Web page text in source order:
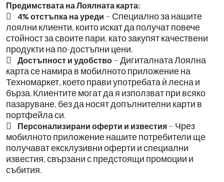
Предимствата на Лоялната карта:
 4% отстъпка на уреди – Специално за нашите
лоялни клиенти, които искат да получат повече
стойност за своите пари, като закупят качествени
продукти на по-достъпни цени.
 Достъпност и удобство – Дигиталната Лоялна
карта се намира в мобилното приложение на
Техномаркет, което прави употребата ѝ лесна и
бърза. Клиентите могат да я използват при всяко
пазаруване, без да носят допълнителни карти в
портфейла си.

Персонализирани оферти и известия – Чрез
мобилното приложение нашите потребители ще
получават ексклузивни оферти и специални
известия, свързани с предстоящи промоции и
събития.